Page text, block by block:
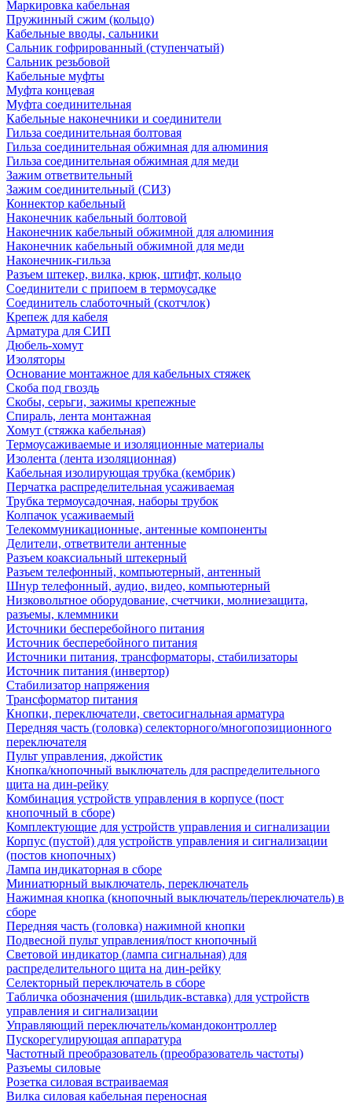
Маркировка кабельная
Пружинный сжим (кольцо)
Кабельные вводы, сальники
Сальник гофрированный (ступенчатый)
Сальник резьбовой
Кабельные муфты
Муфта концевая
Муфта соединительная
Кабельные наконечники и соединители
Гильза соединительная болтовая
Гильза соединительная обжимная для алюминия
Гильза соединительная обжимная для меди
Зажим ответвительный
Зажим соединительный (СИЗ)
Коннектор кабельный
Наконечник кабельный болтовой
Наконечник кабельный обжимной для алюминия
Наконечник кабельный обжимной для меди
Наконечник-гильза
Разъем штекер, вилка, крюк, штифт, кольцо
Соединители с припоем в термоусадке
Соединитель слаботочный (скотчлок)
Крепеж для кабеля
Арматура для СИП
Дюбель-хомут
Изоляторы
Основание монтажное для кабельных стяжек
Скоба под гвоздь
Скобы, серьги, зажимы крепежные
Спираль, лента монтажная
Хомут (стяжка кабельная)
Термоусаживаемые и изоляционные материалы
Изолента (лента изоляционная)
Кабельная изолирующая трубка (кембрик)
Перчатка распределительная усаживаемая
Трубка термоусадочная, наборы трубок
Колпачок усаживаемый
Телекоммуникационные, антенные компоненты
Делители, ответвители антенные
Разъем коаксиальный штекерный
Разъем телефонный, компьютерный, антенный
Шнур телефонный, аудио, видео, компьютерный
Низковольтное оборудование, счетчики, молниезащита,
разъемы, клеммники
Источники бесперебойного питания
Источник бесперебойного питания
Источники питания, трансформаторы, стабилизаторы
Источник питания (инвертор)
Стабилизатор напряжения
Трансформатор питания
Кнопки, переключатели, светосигнальная арматура
Передняя часть (головка) селекторного/многопозиционного
переключателя
Пульт управления, джойстик
Кнопка/кнопочный выключатель для распределительного
щита на дин-рейку
Комбинация устройств управления в корпусе (пост
кнопочный в сборе)
Комплектующие для устройств управления и сигнализации
Корпус (пустой) для устройств управления и сигнализации
(постов кнопочных)
Лампа индикаторная в сборе
Миниатюрный выключатель, переключатель
Нажимная кнопка (кнопочный выключатель/переключатель) в
сборе
Передняя часть (головка) нажимной кнопки
Подвесной пульт управления/пост кнопочный
Световой индикатор (лампа сигнальная) для
распределительного щита на дин-рейку
Селекторный переключатель в сборе
Табличка обозначения (шильдик-вставка) для устройств
управления и сигнализации
Управляющий переключатель/командоконтроллер
Пускорегулирующая аппаратура
Частотный преобразователь (преобразователь частоты)
Разъемы силовые
Розетка силовая встраиваемая
Вилка силовая кабельная переносная